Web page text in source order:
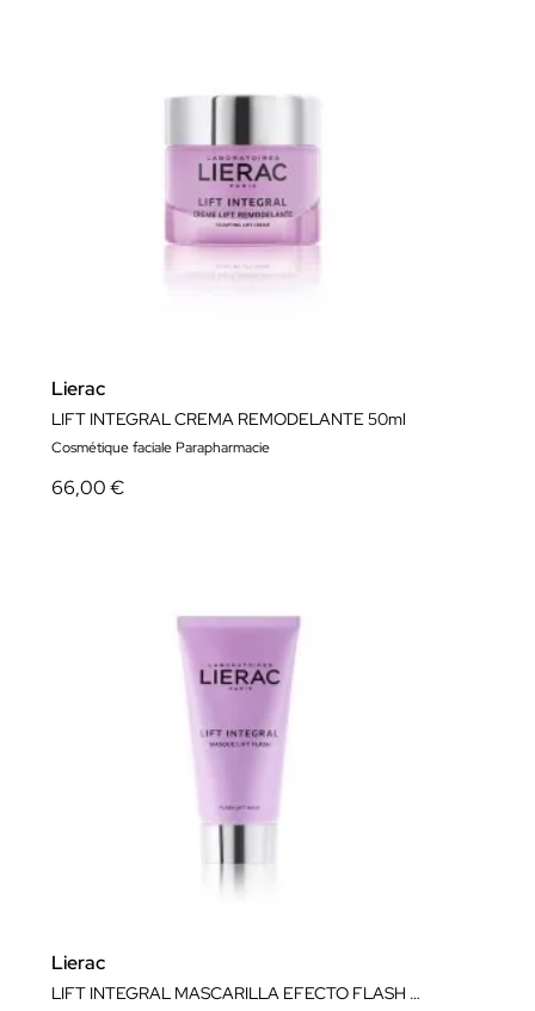
Lierac
LIFT INTEGRAL CREMA REMODELANTE 50ml
Cosmétique faciale Parapharmacie
66,00 €
Lierac
LIFT INTEGRAL MASCARILLA EFECTO FLASH 75ml